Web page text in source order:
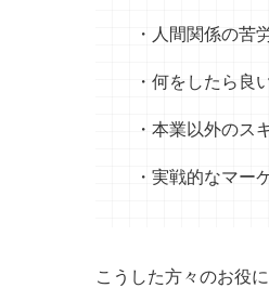
・人間関係の苦
・何をしたら良
・本業以外のス
・実戦的なマー
こうした方々のお役